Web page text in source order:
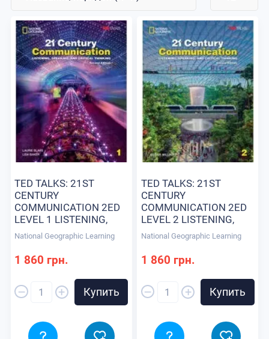
TED TALKS: 21ST
CENTURY
COMMUNICATION 2ED
LEVEL 1 LISTENING,
SPEAKING AND
CRITICAL THINKING
SB+SPARK УЧЕБНИК
National Geographic Learning
1 860 грн.
– + Купить
TED TALKS: 21ST
CENTURY
COMMUNICATION 2ED
LEVEL 2 LISTENING,
SPEAKING AND
CRITICAL THINKING
SB+SPARK УЧЕБНИК
National Geographic Learning
1 860 грн.
– + Купить